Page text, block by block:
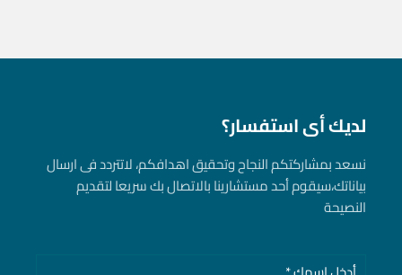
لديك أى استفسار؟
نسعد بمشاركتكم النجاح وتحقيق اهدافكم، لاتتردد فى ارسال
بياناتك، سيقوم أحد مستشارينا بالاتصال بك سريعا لتقديم
النصيحة